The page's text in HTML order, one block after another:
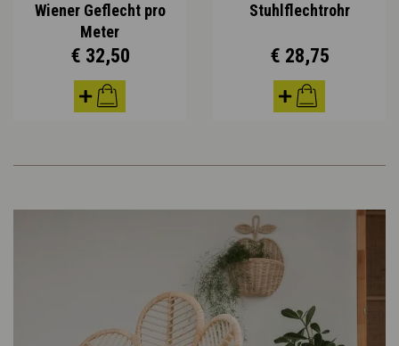
Wiener Geflecht pro
Meter
€ 32,50
Stuhlflechtrohr
€ 28,75